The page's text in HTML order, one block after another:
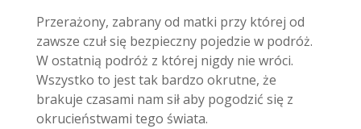
Przerażony, zabrany od matki przy której od
zawsze czuł się bezpieczny pojedzie w podróż.
W ostatnią podróż z której nigdy nie wróci.
Wszystko to jest tak bardzo okrutne, że
brakuje czasami nam sił aby pogodzić się z
okrucieństwami tego świata.